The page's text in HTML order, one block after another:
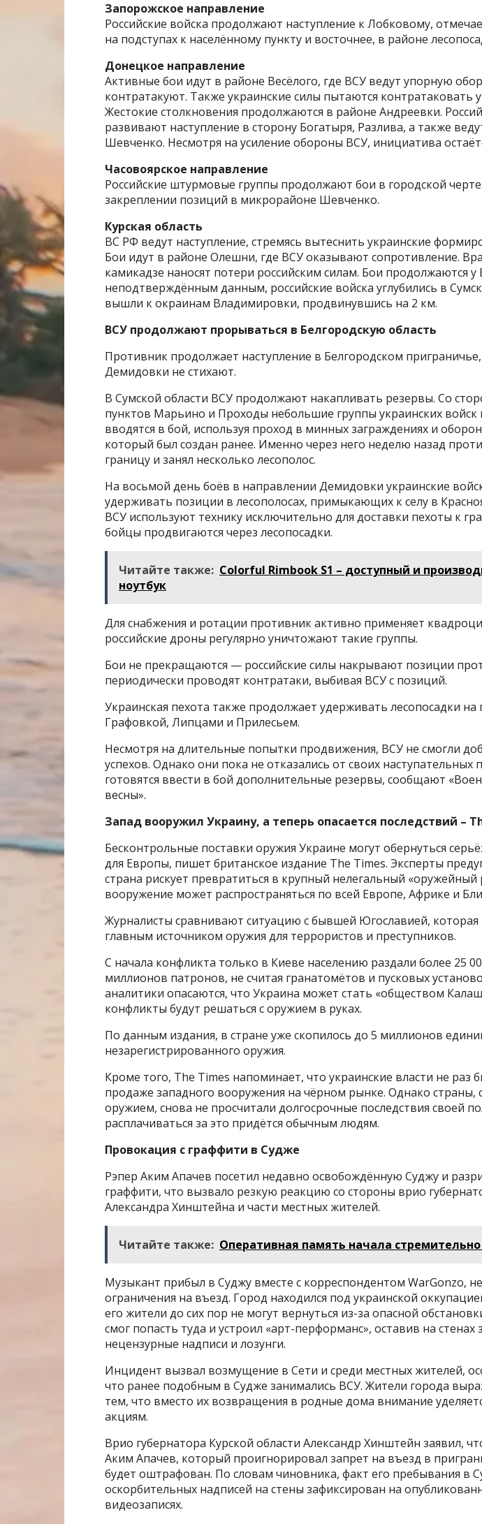
Запорожское направление
Российские войска продолжают наступление к Лобковому,
на подступах к населённому пункту и восточнее, в районе
Донецкое направление
Активные бои идут в районе Весёлого, где ВСУ ведут упорную
контратакуют. Также украинские силы пытаются контратаковать
Жестокие столкновения продолжаются в районе Андреевки.
развивают наступление в сторону Богатыря, Разлива, а также
Шевченко. Несмотря на усиление обороны ВСУ, инициатива
Часовоярское направление
Российские штурмовые группы продолжают бои в городской
закреплении позиций в микрорайоне Шевченко.
Курская область
ВС РФ ведут наступление, стремясь вытеснить украинские
Бои идут в районе Олешни, где ВСУ оказывают сопротивление.
камикадзе наносят потери российским силам. Бои продолжаются у
неподтверждённым данным, российские войска углубились в
вышли к окраинам Владимировки, продвинувшись на 2 км.
ВСУ продолжают прорываться в Белгородскую область
Противник продолжает наступление в Белгородском
Демидовки не стихают.
В Сумской области ВСУ продолжают накапливать резервы. Со
пунктов Марьино и Проходы небольшие группы украинских войск
вводятся в бой, используя проход в минных заграждениях и
который был создан ранее. Именно через него неделю назад
границу и занял несколько лесополос.
На восьмой день боёв в направлении Демидовки украинские
удерживать позиции в лесополосах, примыкающих к селу в
ВСУ используют технику исключительно для доставки пехоты к
бойцы продвигаются через лесопосадки.
Читайте также: Colorful Rimbook S1 – доступный и
ноутбук
Для снабжения и ротации противник активно применяет
российские дроны регулярно уничтожают такие группы.
Бои не прекращаются — российские силы накрывают позиции
периодически проводят контратаки, выбивая ВСУ с позиций.
Украинская пехота также продолжает удерживать лесопосадки
Графовкой, Липцами и Прилесьем.
Несмотря на длительные попытки продвижения, ВСУ не смогли
успехов. Однако они пока не отказались от своих
готовятся ввести в бой дополнительные резервы, сообщают
весны».
Запад вооружил Украину, а теперь опасается последствий –
Бесконтрольные поставки оружия Украине могут обернуться
для Европы, пишет британское издание The Times. Эксперты
страна рискует превратиться в крупный нелегальный «оружейный
вооружение может распространяться по всей Европе, Африке и
Журналисты сравнивают ситуацию с бывшей Югославией, которая
главным источником оружия для террористов и преступников.
С начала конфликта только в Киеве населению раздали более 25
миллионов патронов, не считая гранатомётов и пусковых
аналитики опасаются, что Украина может стать «обществом
конфликты будут решаться с оружием в руках.
По данным издания, в стране уже скопилось до 5 миллионов
незарегистрированного оружия.
Кроме того, The Times напоминает, что украинские власти не раз
продаже западного вооружения на чёрном рынке. Однако страны,
оружием, снова не просчитали долгосрочные последствия своей
расплачиваться за это придётся обычным людям.
Провокация с граффити в Судже
Рэпер Аким Апачев посетил недавно освобождённую Суджу и
граффити, что вызвало резкую реакцию со стороны врио
Александра Хинштейна и части местных жителей.
Читайте также: Оперативная память начала
Музыкант прибыл в Суджу вместе с корреспондентом WarGonzo,
ограничения на въезд. Город находился под украинской
его жители до сих пор не могут вернуться из-за опасной
смог попасть туда и устроил «арт-перформанс», оставив на стенах
нецензурные надписи и лозунги.
Инцидент вызвал возмущение в Сети и среди местных жителей,
что ранее подобным в Судже занимались ВСУ. Жители города
тем, что вместо их возвращения в родные дома внимание
акциям.
Врио губернатора Курской области Александр Хинштейн заявил,
Аким Апачев, который проигнорировал запрет на въезд в
будет оштрафован. По словам чиновника, факт его пребывания в
оскорбительных надписей на стены зафиксирован на
видеозаписях.